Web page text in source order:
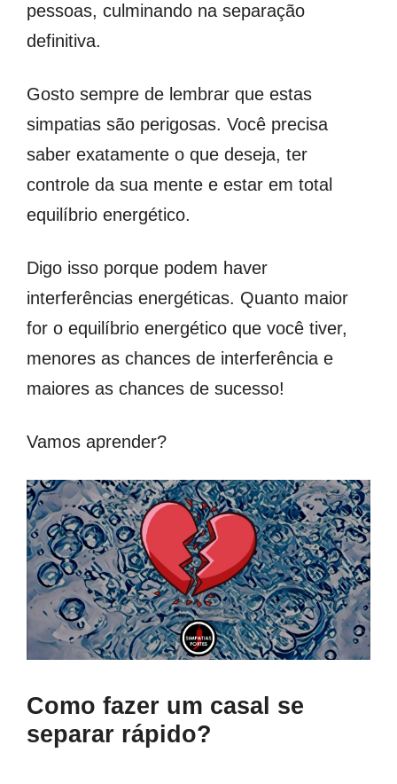
pessoas, culminando na separação
definitiva.
Gosto sempre de lembrar que estas
simpatias são perigosas. Você precisa
saber exatamente o que deseja, ter
controle da sua mente e estar em total
equilíbrio energético.
Digo isso porque podem haver
interferências energéticas. Quanto maior
for o equilíbrio energético que você tiver,
menores as chances de interferência e
maiores as chances de sucesso!
Vamos aprender?
Como fazer um casal se
separar rápido?